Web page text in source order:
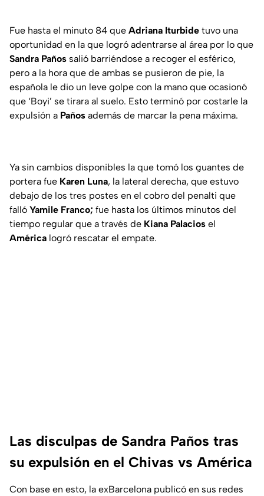
Fue hasta el minuto 84 que Adriana Iturbide tuvo una
oportunidad en la que logró adentrarse al área por lo que
Sandra Paños salió barriéndose a recoger el esférico,
pero a la hora que de ambas se pusieron de pie, la
española le dio un leve golpe con la mano que ocasionó
que ‘Boyi’ se tirara al suelo. Esto terminó por costarle la
expulsión a Paños además de marcar la pena máxima.
Ya sin cambios disponibles la que tomó los guantes de
portera fue Karen Luna, la lateral derecha, que estuvo
debajo de los tres postes en el cobro del penalti que
falló Yamile Franco; fue hasta los últimos minutos del
tiempo regular que a través de Kiana Palacios el
América logró rescatar el empate.
Las disculpas de Sandra Paños tras
su expulsión en el Chivas vs América
Con base en esto, la exBarcelona publicó en sus redes